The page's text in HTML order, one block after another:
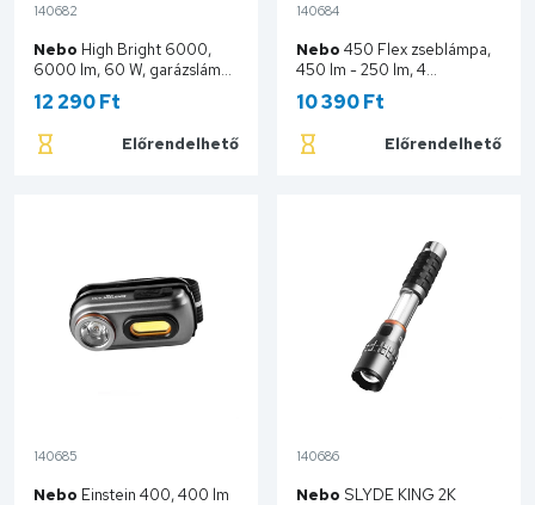
140682
Nebo High Bright 6000,
6000 lm, 60 W, garázslámpa
NEB-OTH-0001-G
12 290 Ft
Előrendelhető
Kosárba
140684
Nebo 450 Flex zseblámpa,
450 lm - 250 lm, 4
üzemmód, Flex Power, 6x
zoom, 600 mAh NEB-
6700-G
10 390 Ft
Előrendelhető
Kosárba
140685
Nebo Einstein 400, 400 lm
140686
Nebo SLYDE KING 2K